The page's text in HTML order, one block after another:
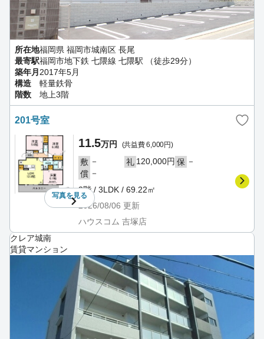
所在地福岡県 福岡市城南区 長尾
最寄駅福岡市地下鉄 七隈線 七隈駅 （徒歩29分）
築年月 2017年5月
構造
軽量鉄骨
階数
地上3階
201号室
写真を見る
11.5万円 (共益費 6,000円)
敷 － 礼 120,000円 保 －
償 －
2階 / 3LDK / 69.22㎡
2026/08/06 更新
ハウスコム 吉塚店
クレア城南
賃貸マンション